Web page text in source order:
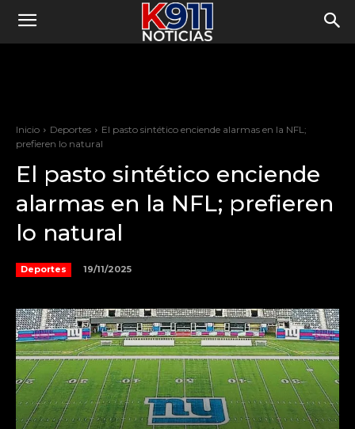
Inicio Deportes
El pasto sintético enciende alarmas en la NFL;
prefieren lo natural
El pasto sintético enciende
alarmas en la NFL; prefieren
lo natural
Deportes 19/11/2025